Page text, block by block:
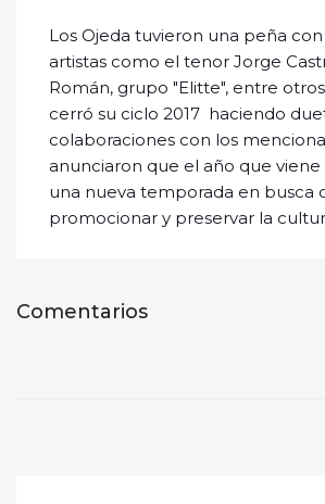
Los Ojeda tuvieron una peña
artistas como el tenor Jorge
Román, grupo "Elitte", entre
cerró su ciclo 2017 haciendo
colaboraciones con los
anunciaron que el año que viene
una nueva temporada en busca
promocionar y preservar la
Comentarios